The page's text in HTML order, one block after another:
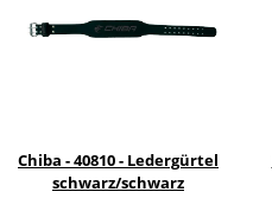
Chiba - 40810 - Ledergürtel
schwarz/schwarz